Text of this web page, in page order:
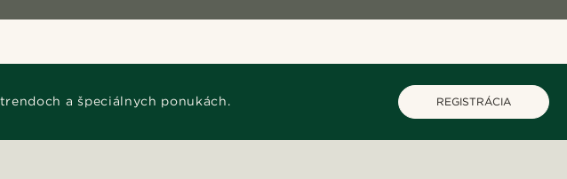
a špeciálnych ponukách. REGISTRÁCIA